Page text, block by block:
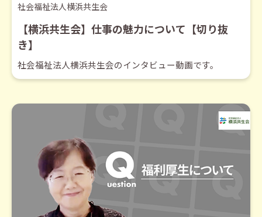
社会福祉法人横浜共生会
【横浜共生会】仕事の魅力について【切り抜
き】
社会福祉法人横浜共生会のインタビュー動画です。